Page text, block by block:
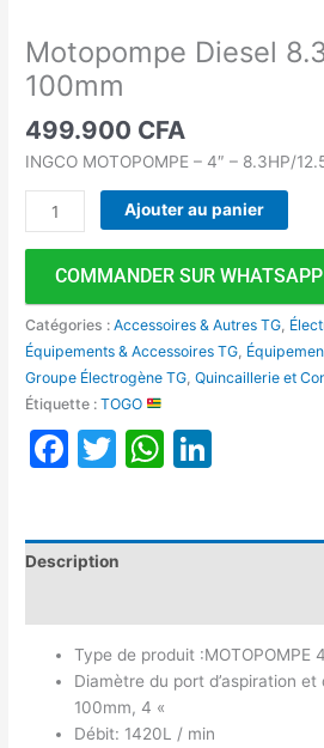
Motopompe Diesel
100mm
499.900 CFA
INGCO MOTOPOMPE – 4″ – 8.3HP/
Ajouter au panier
COMMANDER SUR WHATSAPP
Catégories :Accessoires & Autres TG,
Équipements & Accessoires TG,
Groupe Électrogène TG,Quincaillerie et
Étiquette :TOGO
Facebook
Twitter
Description
Type de produit :MOTOPOMPE
Diamètre du port d’aspiration
100mm, 4 «
Débit: 1420L / min